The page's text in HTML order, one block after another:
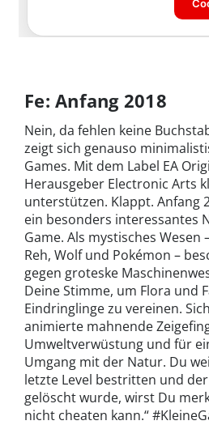
Fe: Anfang 2018
Nein, da fehlen keine
zeigt sich genauso
Games. Mit dem Label EA
Herausgeber Electronic Arts
unterstützen. Klappt. Anfang
ein besonders interessantes
Game. Als mystisches Wesen
Reh, Wolf und Pokémon –
gegen groteske
Deine Stimme, um Flora und
Eindringlinge zu vereinen.
animierte mahnende
Umweltverwüstung und für
Umgang mit der Natur. Du
letzte Level bestritten und
gelöscht wurde, wirst Du
nicht cheaten kann.“